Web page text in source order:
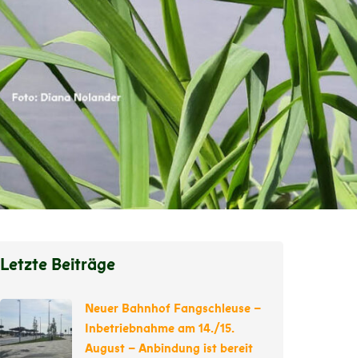
Letzte Beiträge
Neuer Bahnhof Fangschleuse –
Inbetriebnahme am 14./15.
August – Anbindung ist bereit